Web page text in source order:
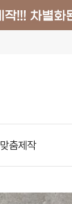
맞춤제작